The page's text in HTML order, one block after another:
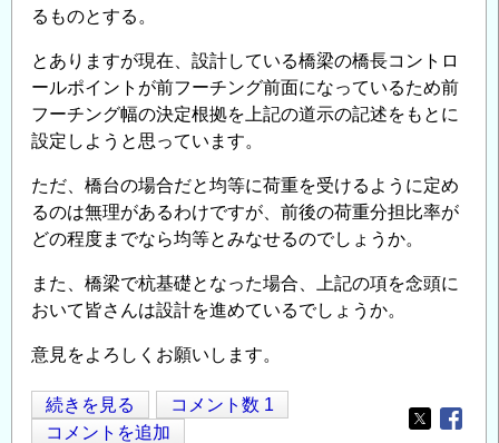
るものとする。
とありますが現在、設計している橋梁の橋長コントロ
ールポイントが前フーチング前面になっているため前
フーチング幅の決定根拠を上記の道示の記述をもとに
設定しようと思っています。
ただ、橋台の場合だと均等に荷重を受けるように定め
るのは無理があるわけですが、前後の荷重分担比率が
どの程度までなら均等とみなせるのでしょうか。
また、橋梁で杭基礎となった場合、上記の項を念頭に
おいて皆さんは設計を進めているでしょうか。
意見をよろしくお願いします。
橋
台
続きを見る
コメント数 1
コメントを追加
Opens in